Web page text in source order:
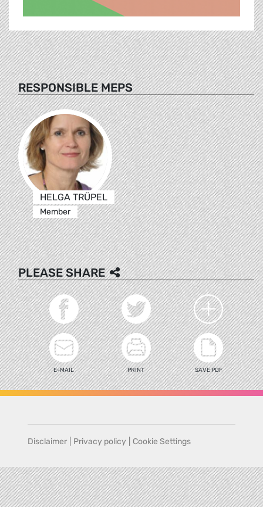
RESPONSIBLE MEPS
HELGA TRÜPEL
Member
PLEASE SHARE
E-MAIL PRINT SAVE PDF
Disclaimer Privacy policy Cookie Settings